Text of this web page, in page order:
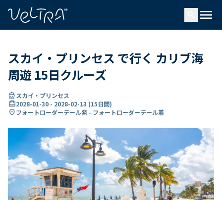
menu
スカイ・プリンセス で行く カリブ海
周遊 15日クルーズ
directions_boat スカイ・プリンセス
card_travel2028-01-30 - 2028-02-13 (15日間)
location_onフォートローダーデール発 - フォートローダーデール着